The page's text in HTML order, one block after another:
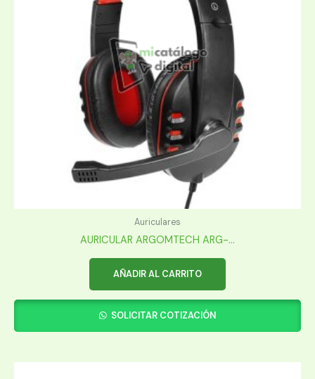
Auriculares
AURICULAR ARGOMTECH ARG-...
AÑADIR AL CARRITO
SOLICITAR COTIZACIÓN